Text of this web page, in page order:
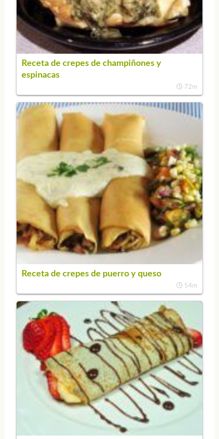
Receta de crepes de champiñones y
espinacas
72m
Receta de crepes de puerro y queso
54m